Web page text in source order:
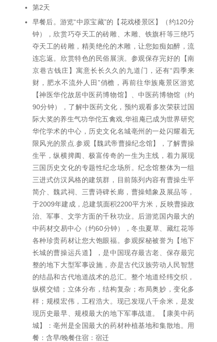
第2天
早餐后。游览“中原宝藏”的【花戏楼景区】（约120分
钟），欣赏巧夺天工的砖雕、木雕、铁旗杆等三绝巧
夺天工的砖雕，精美绝伦的木雕，让您如痴如醉，流
连忘返。欣赏特色的民俗展演。参观保存完好的【南
京巷古钱庄】寓意长长久久的九道门，还有“四季来
财，肥水不流外人田”俏檐，再前往华族庵景区游览
【神医华佗故居中医药博物馆】、中医药博物馆（约
90分钟），了解中医药文化，预约观看多次荣获过国
际大奖的养生气功华佗五禽戏,华祖庵已成为世界研究
华佗学术的中心，历史文化名城亳州的一处闪耀着无
限风光的景点.参观【魏武帝曹操纪念馆】，了解曹操
生平，纵横捭阖、极富传奇的一生为主线，着力展现
三国历史文化的专题性纪念场所。纪念馆整体为一组
三进式仿汉风格的建筑群，目前陈列内容有曹操生平
简介、魏武祠、三曹诗碑长廊，曹操蜡象及展品等，
于2009年建成，总建筑面积2200平方米，反映曹操政
治、军事、文学方面的千秋功业。后游览国内最大的
中药材交易中心（约60分钟），冬虫夏草、藏红花等
各种珍贵药材让您大饱眼福。参观探秘被誉为【地下
长城的曹操运兵道】，是中国现存最古老、保存最完
整的地下大型军事设施，亦是古代汉族劳动人民智慧
的结晶和古代地道战术的总汇。整个地道经纬交织，
纵横交错；立体分布，结构复杂；布局奥妙，变化多
样；规模宏伟，工程浩大。现已发现八千余米，是发
现历史最早、规模最大的地下军事战道。【康美中药
城】：亳州是全国最大的药材种植基地和集散地。用
餐：含早/晚餐住宿：宿迁